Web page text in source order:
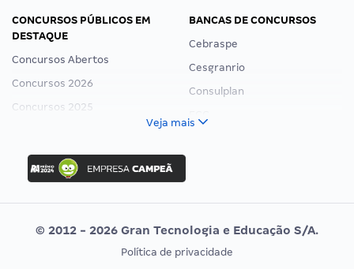
CONCURSOS PÚBLICOS EM
DESTAQUE
Concursos Abertos
Concursos 2026
Concursos 2025
Concurso Nacional Unificado
Concurso Ibama
Concurso MPU
Editais publicados
BANCAS DE CONCURSOS
Cebraspe
Cesgranrio
Consulplan
Vunesp
CONCURSOS POR PROFISSÃO EXAME DE ORDEM
Veja mais
© 2012 - 2026 Gran Tecnologia e Educação S/A.
Política de privacidade